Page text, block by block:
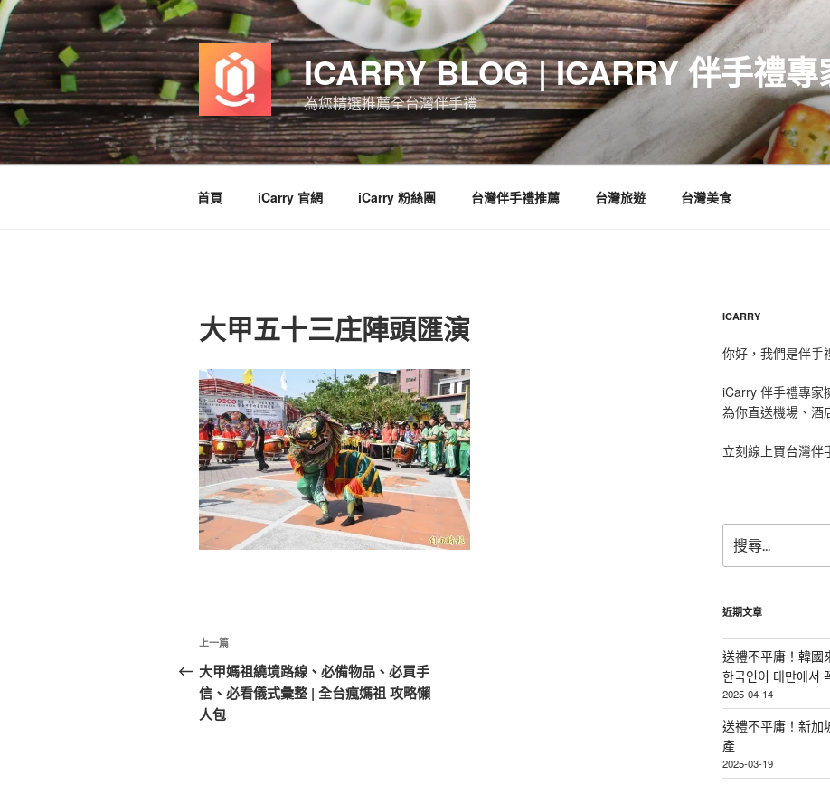
跳
至
主
要
內
容
ICARRY BLOG | ICARRY 伴手禮專
為您精選推薦全台灣伴手禮
首頁 iCarry 官網 iCarry 粉絲團 台灣伴手禮推薦 台灣旅遊 台灣美食
大甲五十三庄陣頭匯演
文
章
導
上
一
篇
文
上一篇
大甲媽祖繞境路線、必備物品、必買手
信、必看儀式彙整 | 全台瘋媽祖 攻略懶
人包
ICARRY
你好，我們是伴手
iCarry 伴手禮專家
為你直送機場、酒
立刻線上買台灣伴
尋
關
字:
近期文章
送禮不平庸！韓國
한국인이 대만에서
2025-04-14
送禮不平庸！新加
產
2025-03-19